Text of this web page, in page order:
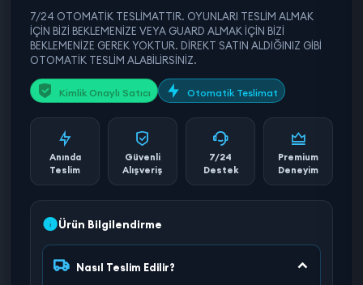
7/24 OTOMATİK TESLİMATTIR. OYUNLARI TESLİM ALMAK
İÇİN BİZİ BEKLEMENİZE VEYA GUARD ALMAK İÇİN BİZİ
BEKLEMENİZE GEREK YOKTUR. DİREKT SATIN ALDIĞINIZ GİBİ
OTOMATİK TESLİM ALABİLİRSİNİZ.
Kimlik Onaylı Satıcı Otomatik Teslimat
Anında
Teslim
Güvenli
Alışveriş
7/24
Destek
Premium
Deneyim
Ürün Bilgilendirme
Nasıl Teslim Edilir?